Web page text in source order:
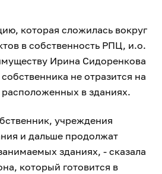
которая сложилась вокруг
в собственность РПЦ, и.о.
Ирина Сидоренкова
не отразится на
в зданиях.
учреждения
и дальше продолжат
зданиях, - сказала
который готовится в